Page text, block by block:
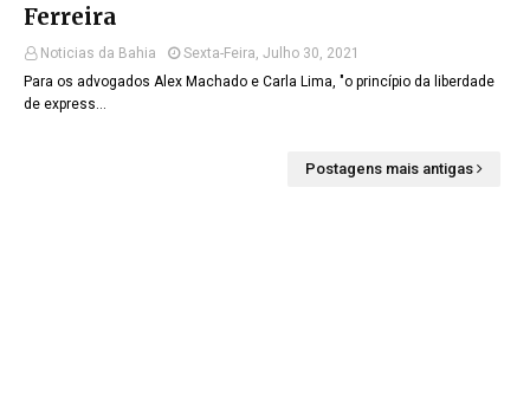
Ferreira
Noticias da Bahia
Sexta-Feira, Julho 30, 2021
Para os advogados Alex Machado e Carla Lima, "o princípio da liberdade
de express…
Postagens mais antigas